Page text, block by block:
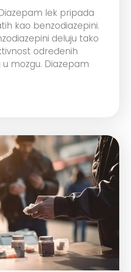
lek pripada
kao benzodiazepini.
deluju tako
određenih
mozgu. Diazepam